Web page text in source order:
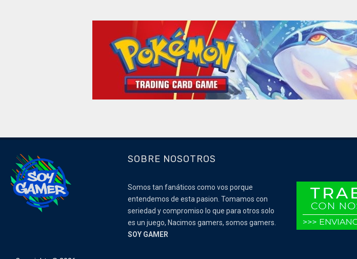
SOBRE NOSOTROS
Somos tan fanáticos como vos porque
entendemos de esta pasion. Tomamos con
seriedad y compromiso lo que para otros solo
es un juego, Nacimos gamers, somos gamers.
SOY GAMER